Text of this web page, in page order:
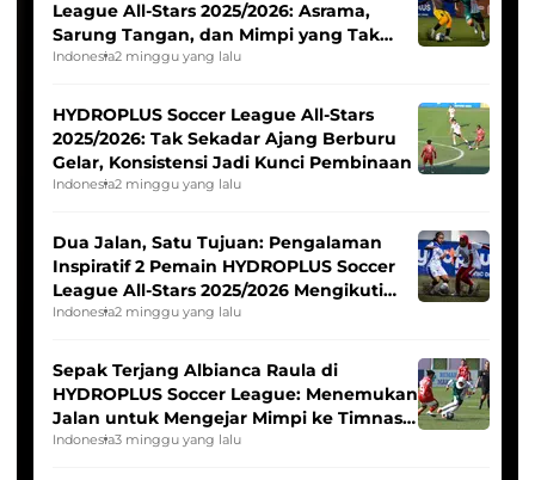
League All-Stars 2025/2026: Asrama,
Sarung Tangan, dan Mimpi yang Tak
Pernah Padam
Indonesia2 minggu yang lalu
HYDROPLUS Soccer League All-Stars
2025/2026: Tak Sekadar Ajang Berburu
Gelar, Konsistensi Jadi Kunci Pembinaan
Indonesia2 minggu yang lalu
Dua Jalan, Satu Tujuan: Pengalaman
Inspiratif 2 Pemain HYDROPLUS Soccer
League All-Stars 2025/2026 Mengikuti
Seleksi Timnas Indonesia Putri
Indonesia2 minggu yang lalu
Sepak Terjang Albianca Raula di
HYDROPLUS Soccer League: Menemukan
Jalan untuk Mengejar Mimpi ke Timnas
Indonesia Putri
Indonesia3 minggu yang lalu